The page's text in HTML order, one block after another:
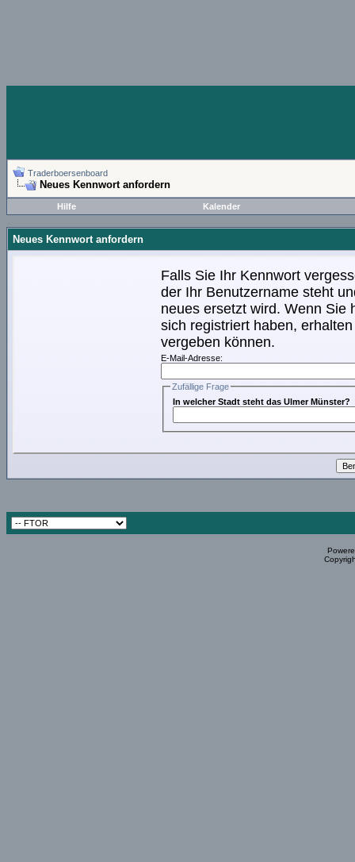
Traderboersenboard
Neues Kennwort anfordern
Hilfe Kalender
Neues Kennwort anfordern
Falls Sie Ihr Kennwort
der Ihr Benutzername steht
neues ersetzt wird. Wenn Sie
sich registriert haben,
vergeben können.
E-Mail-Adresse:
Zufällige Frage
In welcher Stadt steht das Ulmer Münster?